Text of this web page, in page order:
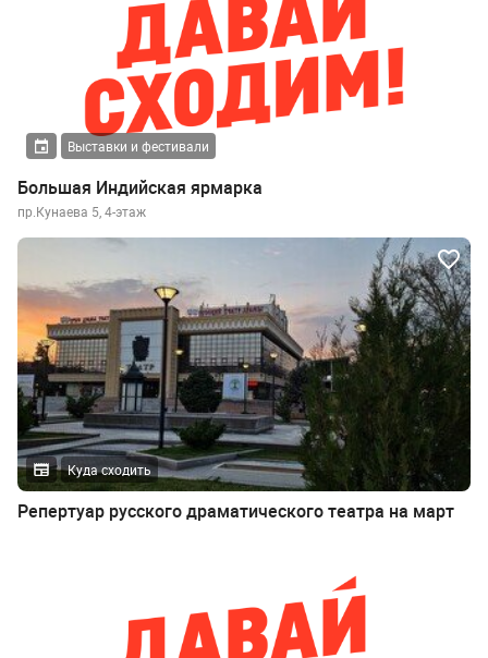
Выставки и фестивали
Большая Индийская ярмарка
пр.Кунаева 5, 4-этаж
Куда сходить
Репертуар русского драматического театра на март